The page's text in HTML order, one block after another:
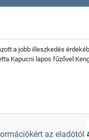
a jobb illeszkedés
Kapucni lapos fűzővel
az eladótól